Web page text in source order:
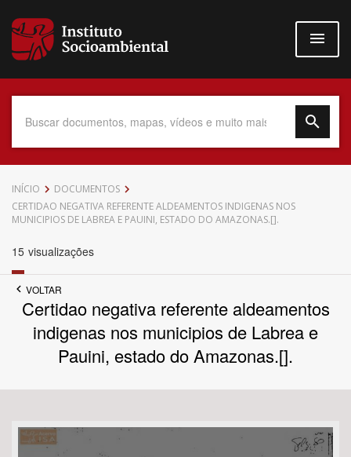
para
conteúdo
Data do Documento
Povo Indígena
Bioma / Bacia
Tema
INÍCIO
DOCUMENTOS
CERTIDAO NEGATIVA REFERENTE ALDEAMENTOS INDIGENAS NOS
MUNICIPIOS DE LABREA E PAUINI, ESTADO DO AMAZONAS.[].
15 visualizações
VOLTAR
Certidao negativa referente aldeamentos
indigenas nos municipios de Labrea e
Pauini, estado do Amazonas.[].